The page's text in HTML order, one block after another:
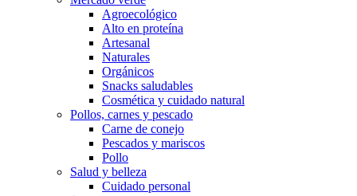
Agroecológico
Alto en proteína
Artesanal
Naturales
Orgánicos
Snacks saludables
Cosmética y cuidado natural
Pollos, carnes y pescado
Carne de conejo
Pescados y mariscos
Pollo
Salud y belleza
Cuidado personal